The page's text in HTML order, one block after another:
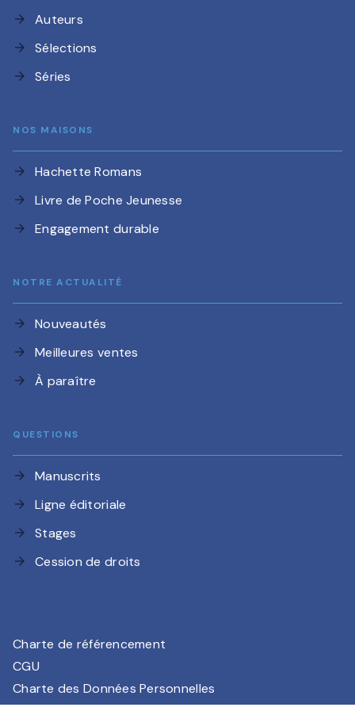
arrow_forward Auteurs
arrow_forward Sélections
arrow_forward Séries
NOS MAISONS
arrow_forward Hachette Romans
arrow_forward Livre de Poche Jeunesse
arrow_forward Engagement durable
NOTRE ACTUALITÉ
arrow_forward Nouveautés
arrow_forward Meilleures ventes
arrow_forward À paraître
QUESTIONS
arrow_forward Manuscrits
arrow_forward Ligne éditoriale
arrow_forward Stages
arrow_forward Cession de droits
Charte de référencement
CGU
Charte des Données Personnelles